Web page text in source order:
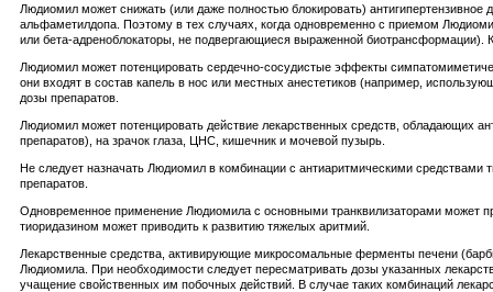
Людиомил может снижать (или даже полностью блокировать) антигипертензивное
альфаметилдопа. Поэтому в тех случаях, когда одновременно с приемом
или бета-адреноблокаторы, не подвергающиеся выраженной биотрансформации).
Людиомил может потенцировать сердечно-сосудистые эффекты
они входят в состав капель в нос или местных анестетиков (например,
дозы препаратов.
Людиомил может потенцировать действие лекарственных средств, обладающих
препаратов), на зрачок глаза, ЦНС, кишечник и мочевой пузырь.
Не следует назначать Людиомил в комбинации с антиаритмическими средствами
препаратов.
Одновременное применение Людиомила с основными транквилизаторами может
тиоридазином может приводить к развитию тяжелых аритмий.
Лекарственные средства, активирующие микросомальные ферменты печени
Людиомила. При необходимости следует пересматривать дозы указанных
учащение свойственных им побочных действий. В случае таких комбинаций